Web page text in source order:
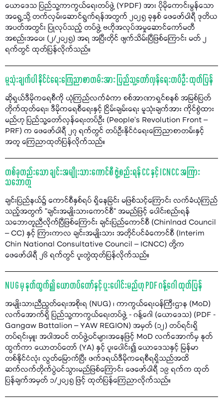
ယောဒေသ ပြည်သူ့ကာကွယ်ရေးတပ်ဖွဲ့ (YPDF) အား ပိုမိုကောင်းမွန်သော
အရွေ့သို့ တက်လှမ်းဆောင်ရွက်ရန်အတွက် ၂၀၂၅ ခုနှစ် ဖေဖော်ဝါရီ ဒုတိယ
အပတ်အတွင်း ပြုလုပ်သည့် တပ်ဖွဲ့ ဗဟိုအလုပ်အမှုဆောင်ကော်မတီ
အစည်းအဝေး (၂/၂၀၂၅) အရ အပြီးတိုင် ဖျက်သိမ်းပြီဖြစ်ကြောင်း မတ် ၂
ရက်တွင် ထုတ်ပြန်လိုက်သည်။
မူသုံးချက်ပါ နိုင်ငံရေးကြေညာစာတမ်းအား ပြည်သူ့တော်လှန်ရေးတပ်ဦး ထုတ်ပြန်
ဆိုရှယ်ဒီမိုကရေစီကို ယုံကြည်လက်ခံကာ စစ်အာဏာရှင်စနစ် အမြစ်ပြတ်
တိုက်ထုတ်ရေး၊ ဒီမိုကရေစီရေးနှင့် ငြိမ်းချမ်းရေး မူသုံးချက်အား ကိုင်စွဲထား
မည်ဟု ပြည်သူ့တော်လှန်ရေးတပ်ဦး (People’s Revolution Front –
PRF) က ဖေဖော်ဝါရီ ၂၇ ရက်တွင် တပ်ဦးနိုင်ငံရေးကြေညာစာတမ်းနှင့်
အတူ ကြေညာထုတ်ပြန်လိုက်သည်။
တစ်ခုတည်းသော ချင်းအမျိုးသားကောင်စီ ဖွဲ့စည်းရန် CC နှင့် ICNCC အကြား
သဘောတူ
ချင်းပြည်နယ်၌ ကောင်စီနှစ်ရပ် ရှိနေခြင်း မဖြစ်သင့်ကြောင်း လက်ခံယုံကြည်
သည့်အတွက် "ချင်းအမျိုးသားကောင်စီ" အမည်ဖြင့် ပေါင်းစည်းရန်
သဘောတူညီလိုက်ပြီဖြစ်ကြောင်း ချင်းပြည်ကောင်စီ (Chinlnad Council
– CC) နှင့် ကြားကာလ ချင်းအမျိုးသား အတိုင်ပင်ခံကောင်စီ (Interim
Chin National Consultative Council – ICNCC) တို့က
ဖေဖော်ဝါရီ ၂၆ ရက်တွင် ပူးတွဲထုတ်ပြန်လိုက်သည်။
NUG မှ နုတ်ထွက်၍ ယောတပ်တော်နှင့် ပူးပေါင်းမည်ဟု PDF ဂန့်ဂေါ ထုတ်ပြန်
အမျိုးသားညီညွတ်ရေးအစိုးရ (NUG) ၊ ကာကွယ်ရေးဝန်ကြီးဌာန (MoD)
လက်အောက်ရှိ ပြည်သူ့ကာကွယ်ရေးတပ်ဖွဲ့ - ဂန့်ဂေါ (ယောဒေသ) (PDF -
Gangaw Battalion – YAW REGION) အမှတ် (၁၂) တပ်ရင်းရှိ
တပ်ရင်းမှူး အပါအဝင် တပ်ဖွဲ့ဝင်များအနေဖြင့် MoD လက်အောက်မှ နုတ်
ထွက်ကာ ယောတပ်တော် (YA) နှင့် ပူးပေါင်း၍ ယောဒေသနှင့် မြန်မာ
တစ်နိုင်ငံလုံး လွတ်မြောက်ပြီး ဖက်ဒရယ်ဒီမိုကရေစီရရှိသည်အထိ
ဆက်လက်တိုက်ပွဲဝင်သွားမည်ဖြစ်ကြောင်း ဖေဖော်ဝါရီ ၁၉ ရက်က ထုတ်
ပြန်ချက်အမှတ် ၁/၂၀၂၅ ဖြင့် ထုတ်ပြန်ကြေညာလိုက်သည်။